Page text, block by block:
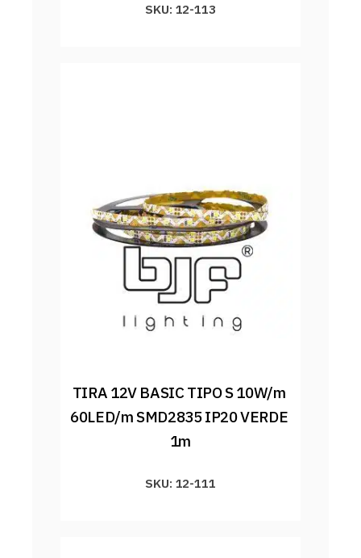
SKU: 12-113
TIRA 12V BASIC TIPO S 10W/m
60LED/m SMD2835 IP20 VERDE
1m
SKU: 12-111